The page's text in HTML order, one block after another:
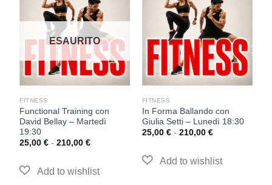
ESAURITO
FITNESS
Functional Training con
David Bellay – Martedì
19:30
25,00€ - 210,00€
FITNESS
In Forma Ballando con
Giulia Setti – Lunedì 18:30
25,00 € - 210,00 €